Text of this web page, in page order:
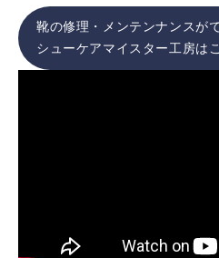
靴の修理・メンテンナンスが
シューケアマイスター工房は